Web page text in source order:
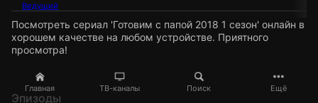
Главная ТВ-каналы Поиск Ещё
Ведущий
Посмотреть сериал 'Готовим с папой 2018 1 сезон' онлайн в
хорошем качестве на любом устройстве. Приятного
просмотра!
Эпизоды